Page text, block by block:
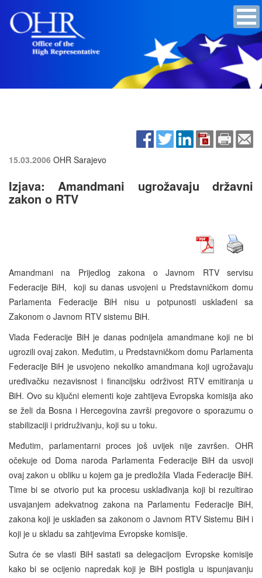
15.03.2006 OHR Sarajevo
Izjava: Amandmani ugrožavaju državni
zakon o RTV
Amandmani na Prijedlog zakona o Javnom RTV servisu
Federacije BiH, koji su danas usvojeni u Predstavničkom domu
Parlamenta Federacije BiH nisu u potpunosti usklađeni sa
Zakonom o Javnom RTV sistemu BiH.
Vlada Federacije BiH je danas podnijela amandmane koji ne bi
ugrozili ovaj zakon. Međutim, u Predstavničkom domu Parlamenta
Federacije BiH je usvojeno nekoliko amandmana koji ugrožavaju
uređivačku nezavisnost i financijsku održivost RTV emitiranja u
BiH. Ovo su ključni elementi koje zahtijeva Evropska komisija ako
se želi da Bosna i Hercegovina završi pregovore o sporazumu o
stabilizaciji i pridruživanju, koji su u toku.
Međutim, parlamentarni proces još uvijek nije završen. OHR
očekuje od Doma naroda Parlamenta Federacije BiH da usvoji
ovaj zakon u obliku u kojem ga je predložila Vlada Federacije BiH.
Time bi se otvorio put ka procesu usklađivanja koji bi rezultirao
usvajanjem adekvatnog zakona na Parlamentu Federacije BiH,
zakona koji je usklađen sa zakonom o Javnom RTV Sistemu BiH i
koji je u skladu sa zahtjevima Evropske komisije.
Sutra će se vlasti BiH sastati sa delegacijom Evropske komisije
kako bi se ocijenio napredak koji je BiH postigla u ispunjavanju